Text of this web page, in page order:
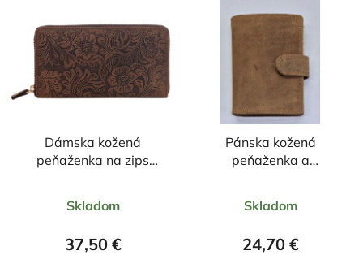
Dámska kožená
peňaženka na zips
hodnotenie
produktu
Skladom
37,50 €
Pánska kožená
peňaženka a
hodnotenie
produktu
Skladom
24,70 €